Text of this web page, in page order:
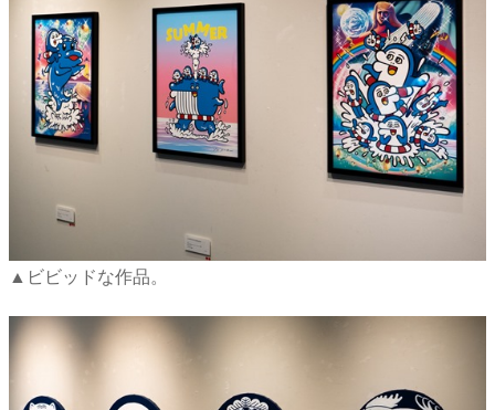
▲ビビッドな作品。